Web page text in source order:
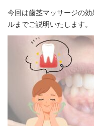
今回は歯茎マッサージの
ルまでご説明いたします。